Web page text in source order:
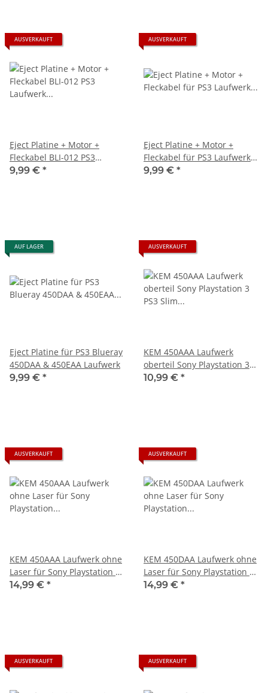
AUSVERKAUFT
Eject Platine + Motor +
Fleckabel BLI-012 PS3
Laufwerk KES 450A KEM 450
9,99 € *
AUSVERKAUFT
Eject Platine + Motor +
Fleckabel für PS3 Laufwerk
KES 450A KEM 450 AAA für
9,99 € *
AUF LAGER
Eject Platine für PS3 Blueray
450DAA & 450EAA Laufwerk
9,99 € *
AUSVERKAUFT
KEM 450AAA Laufwerk
oberteil Sony Playstation 3
PS3 Slim gebraucht
10,99 € *
AUSVERKAUFT
KEM 450AAA Laufwerk ohne
Laser für Sony Playstation 3
PS3 Slim gebraucht
14,99 € *
AUSVERKAUFT
KEM 450DAA Laufwerk ohne
Laser für Sony Playstation 3
PS3 Slim
14,99 € *
AUSVERKAUFT AUSVERKAUFT